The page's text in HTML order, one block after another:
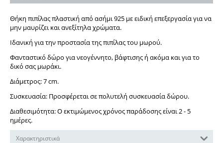
Θήκη πιπίλας πλαστική από ασήμι 925 με ειδική επεξεργασία για να
μην μαυρίζει και ανεξίτηλα χρώματα.
Ιδανική για την προστασία της πιπίλας του μωρού.
Φανταστικό δώρο για νεογέννητο, βάφτισης ή ακόμα και για το
δικό σας μωράκι.
Διάμετρος: 7 cm.
Συσκευασία: Προσφέρεται σε πολυτελή συσκευασία δώρου.
Διαθεσιμότητα: Ο εκτιμώμενος χρόνος παράδοσης είναι 2 - 5
ημέρες.
Χαρακτηριστικά